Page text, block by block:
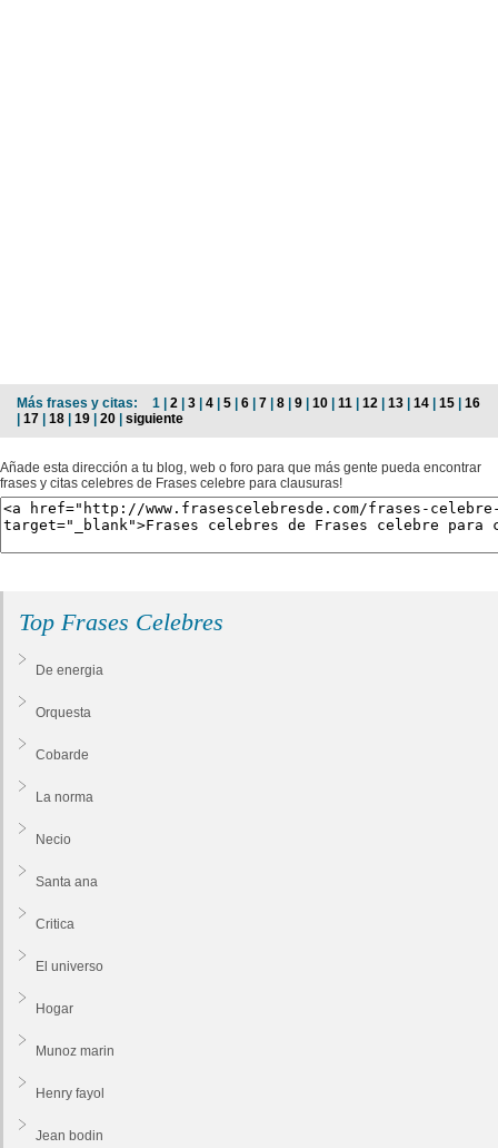
Más frases y citas: 1 | 2 | 3 | 4 | 5 | 6 | 7 | 8 | 9 | 10 | 11 | 12 | 13 | 14 | 15 | 16
| 17 | 18 | 19 | 20 | siguiente
Añade esta dirección a tu blog, web o foro para que más gente pueda encontrar
frases y citas celebres de Frases celebre para clausuras!
Top Frases Celebres
De energia
Orquesta
Cobarde
La norma
Necio
Santa ana
Critica
El universo
Hogar
Munoz marin
Henry fayol
Jean bodin